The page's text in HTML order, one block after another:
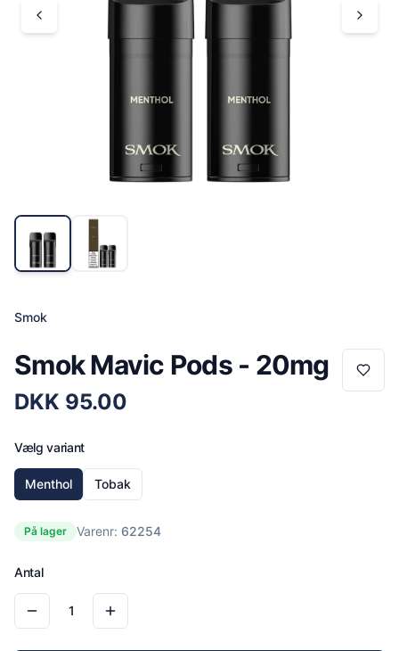
Smok
Smok Mavic Pods - 20mg
DKK 95.00
Vælg variant
Menthol Tobak
På lager Varenr: 62254
Antal
1